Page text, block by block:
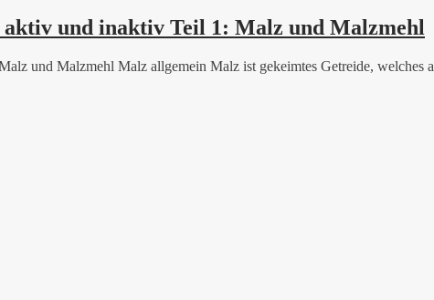
und inaktiv Teil 1: Malz und Malzmehl
und Malzmehl Malz allgemein Malz ist gekeimtes Getreide, welches